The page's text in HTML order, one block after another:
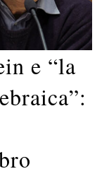
e “la